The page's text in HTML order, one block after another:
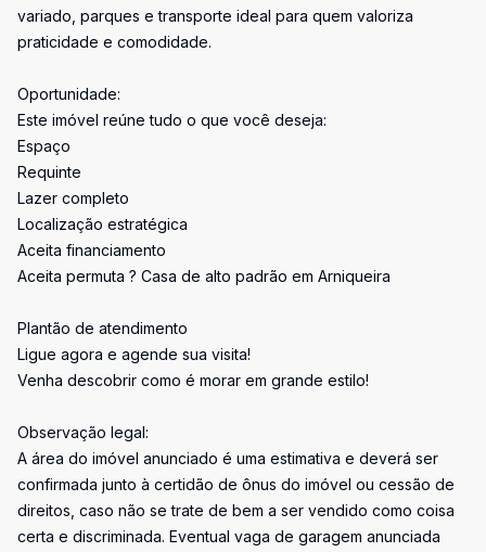
variado, parques e transporte ideal para quem valoriza
praticidade e comodidade.
Oportunidade:
Este imóvel reúne tudo o que você deseja:
Espaço
Requinte
Lazer completo
Localização estratégica
Aceita financiamento
Aceita permuta ? Casa de alto padrão em Arniqueira
Plantão de atendimento
Ligue agora e agende sua visita!
Venha descobrir como é morar em grande estilo!
Observação legal:
A área do imóvel anunciado é uma estimativa e deverá ser
confirmada junto à certidão de ônus do imóvel ou cessão de
direitos, caso não se trate de bem a ser vendido como coisa
certa e discriminada. Eventual vaga de garagem anunciada